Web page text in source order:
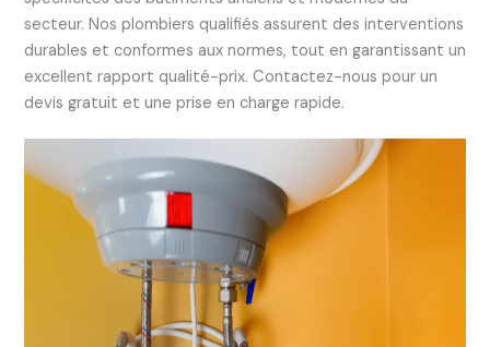
secteur. Nos plombiers qualifiés assurent des interventions
durables et conformes aux normes, tout en garantissant un
excellent rapport qualité-prix. Contactez-nous pour un
devis gratuit et une prise en charge rapide.